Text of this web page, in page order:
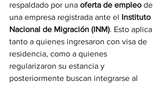
respaldado por una oferta de empleo de
una empresa registrada ante el Instituto
Nacional de Migración (INM). Esto aplica
tanto a quienes ingresaron con visa de
residencia, como a quienes
regularizaron su estancia y
posteriormente buscan integrarse al